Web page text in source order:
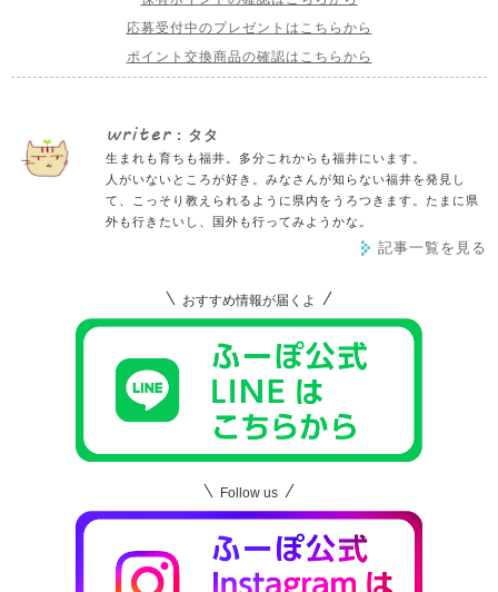
応募受付中のプレゼントはこちらから
ポイント交換商品の確認はこちらから
writer : タタ
生まれも育ちも福井。多分これからも福井にいます。
人がいないところが好き。みなさんが知らない福井を発見し
て、こっそり教えられるように県内をうろつきます。たまに県
外も行きたいし、国外も行ってみようかな。
記事一覧を見る
おすすめ情報が届くよ
Follow us